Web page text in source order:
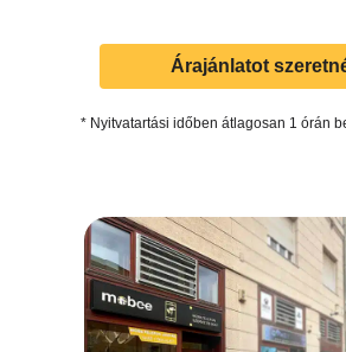
Árajánlatot
* Nyitvatartási időben átlagosan 1 órán